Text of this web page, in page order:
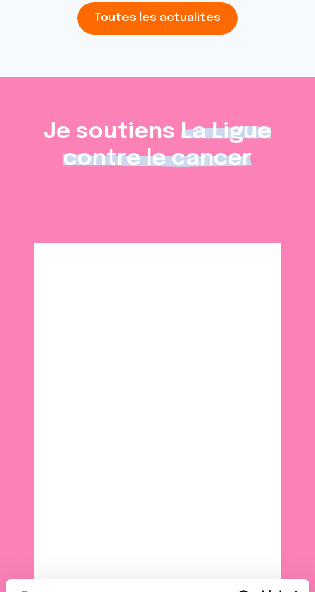
Toutes les actualités
Je soutiens La Ligue
contre le cancer